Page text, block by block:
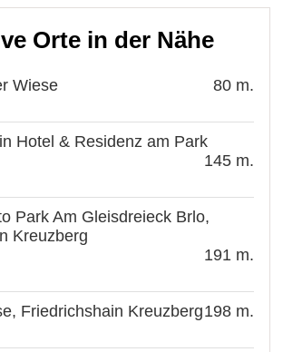
Orte in der Nähe
Wiese 80 m.
Hotel & Residenz am Park
145 m.
Park Am Gleisdreieck Brlo,
Kreuzberg
191 m.
Friedrichshain Kreuzberg198 m.